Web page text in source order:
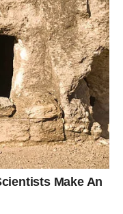
IZBOR
da prekine
kroz odluku. Kada
lakše.
partnerstva i
ili novo poznanstvo